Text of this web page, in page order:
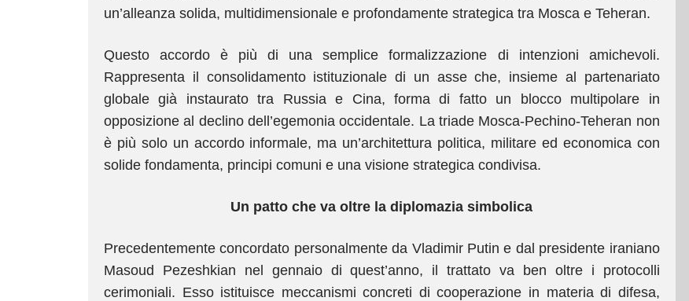
un’alleanza solida, multidimensionale e profondamente strategica tra Mosca e Teheran.
Questo accordo è più di una semplice formalizzazione di intenzioni amichevoli.
Rappresenta il consolidamento istituzionale di un asse che, insieme al partenariato
globale già instaurato tra Russia e Cina, forma di fatto un blocco multipolare in
opposizione al declino dell’egemonia occidentale. La triade Mosca-Pechino-Teheran non
è più solo un accordo informale, ma un’architettura politica, militare ed economica con
solide fondamenta, principi comuni e una visione strategica condivisa.
Un patto che va oltre la diplomazia simbolica
Precedentemente concordato personalmente da Vladimir Putin e dal presidente iraniano
Masoud Pezeshkian nel gennaio di quest’anno, il trattato va ben oltre i protocolli
cerimoniali. Esso istituisce meccanismi concreti di cooperazione in materia di difesa,